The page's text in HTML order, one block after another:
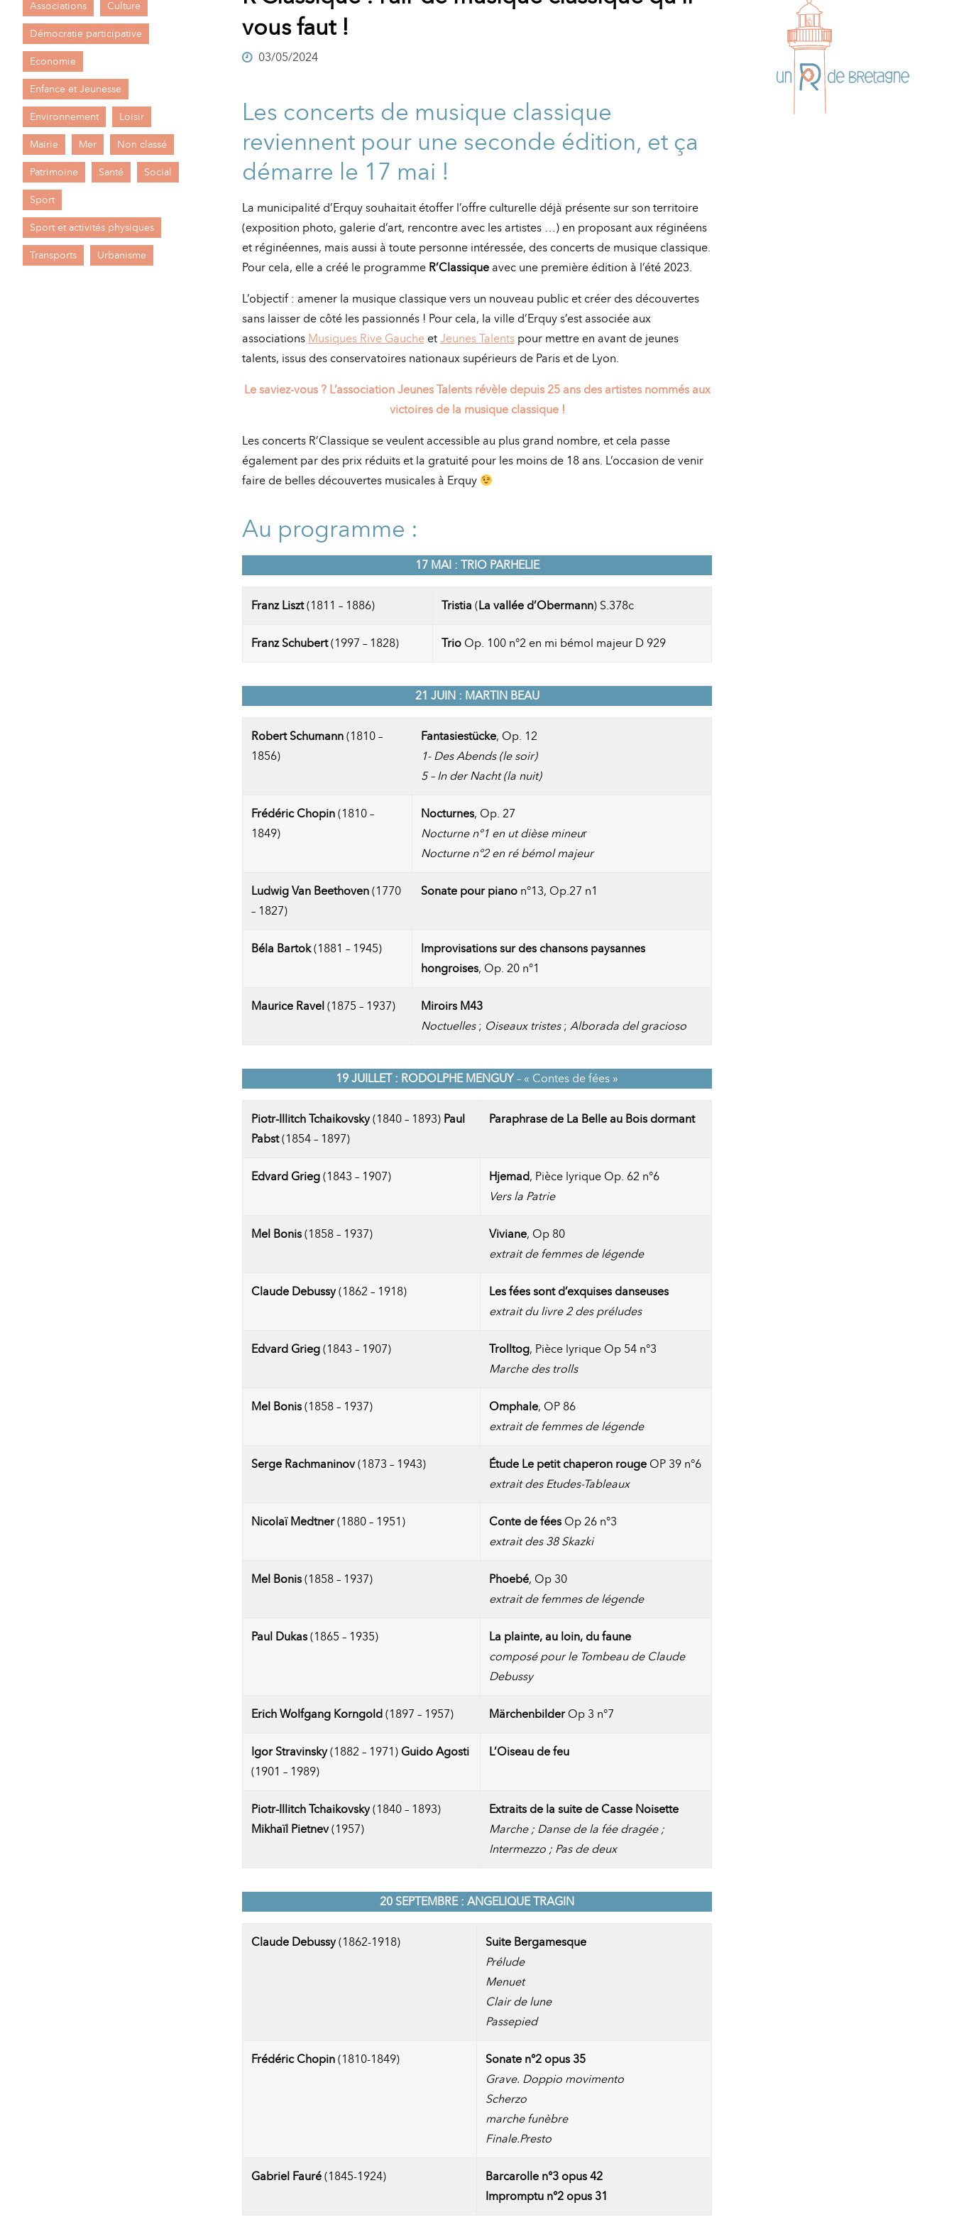
vous faut !
03/05/2024
Les concerts de musique classique
reviennent pour une seconde édition, et ça
démarre le 17 mai !
La municipalité d’Erquy souhaitait étoffer l’offre culturelle déjà présente sur son territoire
(exposition photo, galerie d’art, rencontre avec les artistes …) en proposant aux réginéens
et réginéennes, mais aussi à toute personne intéressée, des concerts de musique classique.
Pour cela, elle a créé le programme R’Classiqueavec une première édition à l’été 2023.
L’objectif : amener la musique classique vers un nouveau public et créer des découvertes
sans laisser de côté les passionnés ! Pour cela, la ville d’Erquy s’est associée aux
associations Musiques Rive Gaucheet Jeunes Talentspour mettre en avant de jeunes
talents, issus des conservatoires nationaux supérieurs de Paris et de Lyon.
Le saviez-vous ? L’association Jeunes Talents révèle depuis 25 ans des artistes nommés aux
victoires de la musique classique !
Les concerts R’Classique se veulent accessible au plus grand nombre, et cela passe
également par des prix réduits et la gratuité pour les moins de 18 ans. L’occasion de venir
faire de belles découvertes musicales à Erquy
Au programme :
17 MAI : TRIO PARHELIE
Franz Liszt(1811 – 1886) Tristia ( La vallée d’Obermann) S.378c
Franz Schubert(1997 – 1828) TrioOp. 100 n°2 en mi bémol majeur D 929
21 JUIN : MARTIN BEAU
Robert Schumann(1810 –
1856)
Fantasiestücke, Op. 12
1- Des Abends (le soir)
5 – In der Nacht (la nuit)
Frédéric Chopin(1810 –
1849)
Nocturnes, Op. 27
Nocturne n°1 en ut dièse mineur
Nocturne n°2 en ré bémol majeur
Ludwig Van Beethoven (1770
– 1827)
Sonate pour pianon°13, Op.27 n1
Béla Bartok(1881 – 1945)
Improvisations sur des chansons paysannes
hongroises, Op. 20 n°1
Maurice Ravel (1875 – 1937)
Miroirs M43
Noctuelles; Oiseaux tristes; Alborada del gracioso
19 JUILLET : RODOLPHE MENGUY – « Contes de fées »
Piotr-Illitch Tchaikovsky(1840 – 1893) Paul
Pabst(1854 – 1897)
Paraphrase de La Belle au Bois dormant
Edvard Grieg(1843 – 1907) Hjemad, Pièce lyrique Op. 62 n°6
Vers la Patrie
Mel Bonis(1858 – 1937) Viviane, Op 80
extrait de femmes de légende
Claude Debussy(1862 – 1918)
Les fées sont d’exquises danseuses
extrait du livre 2 des préludes
Edvard Grieg (1843 – 1907) Trolltog, Pièce lyrique Op 54 n°3
Marche des trolls
Mel Bonis(1858 – 1937) Omphale, OP 86
extrait de femmes de légende
Serge Rachmaninov(1873 – 1943) Étude Le petit chaperon rougeOP 39 n°6
extrait des Etudes-Tableaux
Nicolaï Medtner(1880 – 1951) Conte de féesOp 26 n°3
extrait des 38 Skazki
Mel Bonis(1858 – 1937) Phoebé, Op 30
extrait de femmes de légende
Paul Dukas(1865 – 1935)
La plainte, au loin, du faune
composé pour le Tombeau de Claude
Debussy
Erich Wolfgang Korngold (1897 – 1957) MärchenbilderOp 3 n°7
Igor Stravinsky(1882 – 1971) Guido Agosti
(1901 – 1989)
L’Oiseau de feu
Piotr-Illitch Tchaikovsky(1840 – 1893)
Mikhaïl Pietnev(1957)
Extraits de la suite de Casse Noisette
Marche ; Danse de la fée dragée ;
Intermezzo ; Pas de deux
20 SEPTEMBRE : ANGELIQUE TRAGIN
Claude Debussy(1862-1918)
Suite Bergamesque
Prélude
Menuet
Clair de lune
Passepied
Frédéric Chopin(1810-1849)
Sonate n°2 opus 35
Grave. Doppio movimento
Scherzo
marche funèbre
Finale.Presto
Gabriel Fauré(1845-1924)
Barcarolle n°3 opus 42
Impromptu n°2 opus 31
Associations Culture
Démocratie participative
Economie
Enfance et Jeunesse
Environnement Loisir
Mairie Mer Non classé
Patrimoine Santé Social
Sport
Sport et activités physiques
Transports Urbanisme